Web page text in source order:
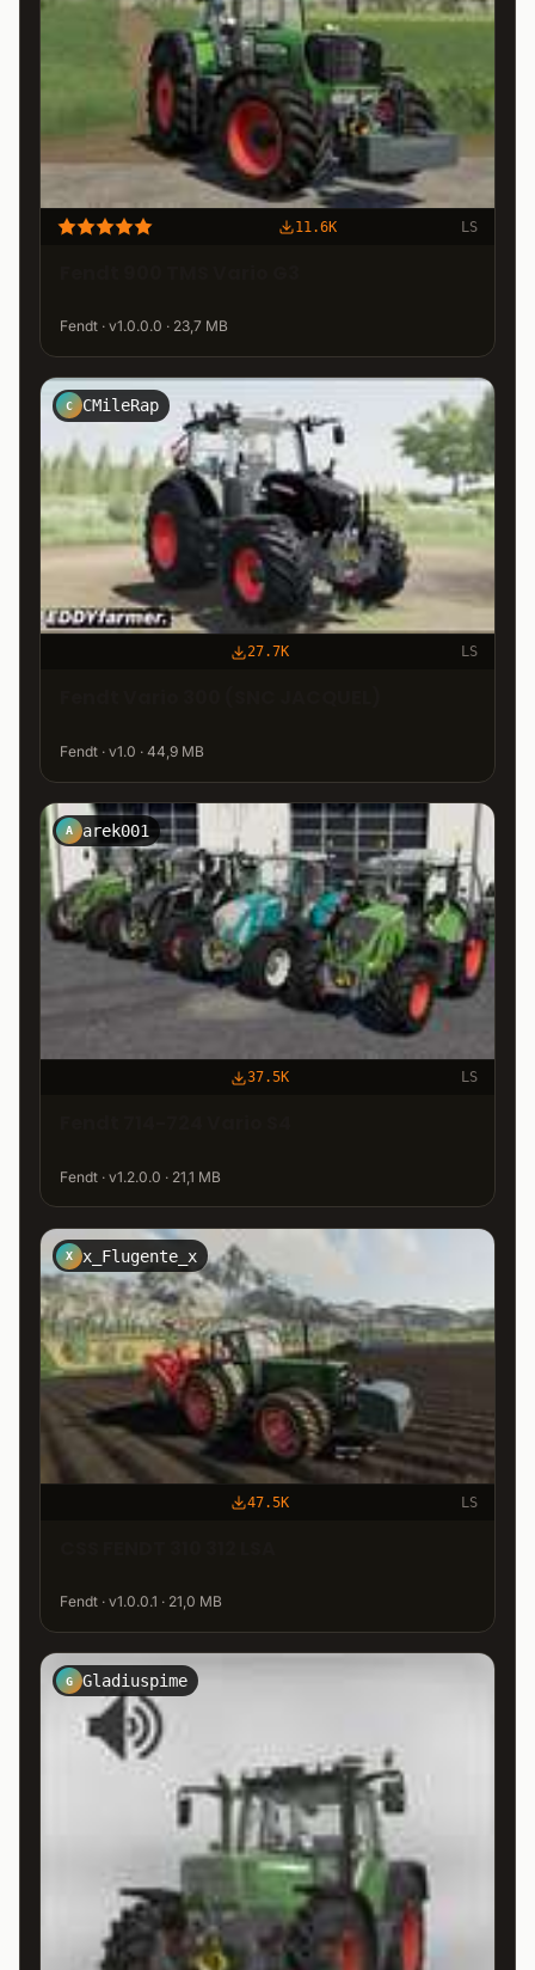
11.6K LS
Fendt · v1.0.0.0 · 23,7 MB
C CMileRap
27.7K LS
Fendt · v1.0 · 44,9 MB
A arek001
37.5K LS
Fendt · v1.2.0.0 · 21,1 MB
X x_Flugente_x
47.5K LS
Fendt · v1.0.0.1 · 21,0 MB
G Gladiuspime